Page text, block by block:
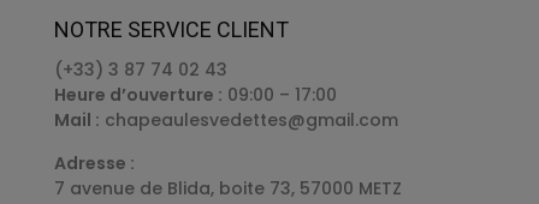
NOTRE SERVICE CLIENT
(+33) 3 87 74 02 43
Heure d’ouverture : 09:00 – 17:00
Mail : chapeaulesvedettes@gmail.com
Adresse :
7 avenue de Blida, boite 73, 57000 METZ